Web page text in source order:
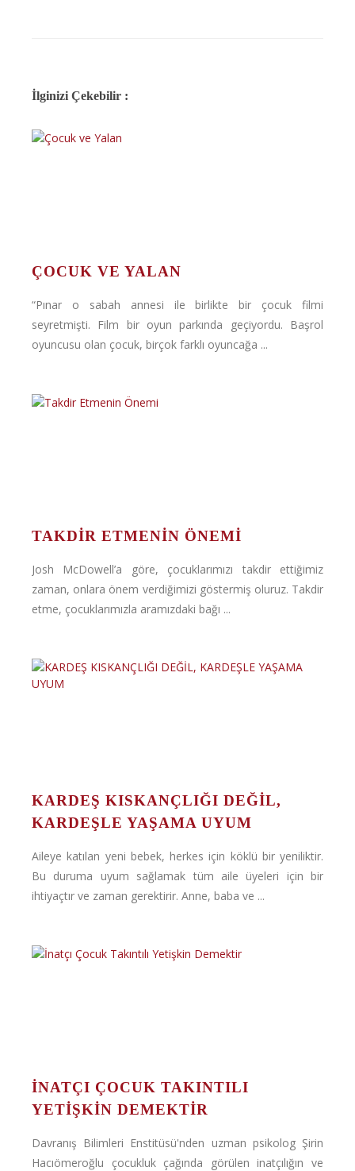
İlginizi Çekebilir :
ÇOCUK VE YALAN
“Pınar o sabah annesi ile birlikte bir çocuk filmi
seyretmişti. Film bir oyun parkında geçiyordu. Başrol
oyuncusu olan çocuk, birçok farklı oyuncağa ...
TAKDIR ETMENIN ÖNEMI
Josh McDowell’a göre, çocuklarımızı takdir ettiğimiz
zaman, onlara önem verdiğimizi göstermiş oluruz. Takdir
etme, çocuklarımızla aramızdaki bağı ...
KARDEŞ KISKANÇLIĞI DEĞİL,
KARDEŞLE YAŞAMA UYUM
Aileye katılan yeni bebek, herkes için köklü bir yeniliktir.
Bu duruma uyum sağlamak tüm aile üyeleri için bir
ihtiyaçtır ve zaman gerektirir. Anne, baba ve ...
İNATÇI ÇOCUK TAKINTILI
YETIŞKIN DEMEKTIR
Davranış Bilimleri Enstitüsü'nden uzman psikolog Şirin
Hacıömeroğlu çocukluk çağında görülen inatçılığın ve